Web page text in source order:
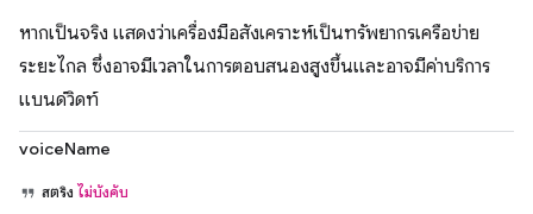
หากเป็นจริง แสดงว่าเครื่องมือสังเคราะห์เป็นทรัพยากรเครือข่าย
ระยะไกล ซึ่งอาจมีเวลาในการตอบสนองสูงขึ้นและอาจมีค่าบริการ
แบนด์วิดท์
voiceName
สตริง ไม่บังคับ